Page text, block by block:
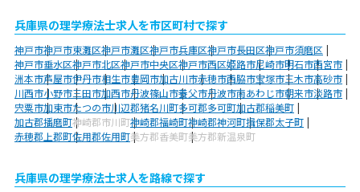
兵庫県の理学療法士求人を市区町村で探す
神戸市神戸市東灘区神戸市灘区神戸市兵庫区神戸市長田区神戸市須磨区
神戸市垂水区神戸市北区神戸市中央区神戸市西区姫路市尼崎市明石市西宮市
洲本市芦屋市伊丹市相生市豊岡市加古川市赤穂市西脇市宝塚市三木市高砂市
川西市小野市三田市加西市丹波篠山市養父市丹波市南あわじ市朝来市淡路市
宍粟市加東市たつの市川辺郡猪名川町多可郡多可町加古郡稲美町
加古郡播磨町神崎郡市川町神崎郡福崎町神崎郡神河町揖保郡太子町
赤穂郡上郡町佐用郡佐用町美方郡香美町美方郡新温泉町
兵庫県の理学療法士求人を路線で探す